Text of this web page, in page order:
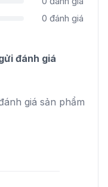
0 đánh giá
đánh giá
giá sản phẩm